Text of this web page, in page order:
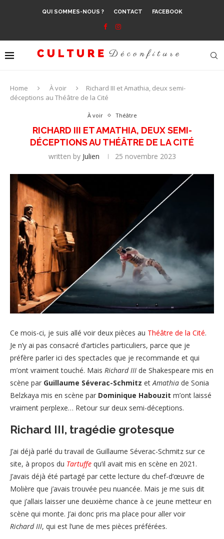
QUI SOMMES-NOUS ? CONTACT FACEBOOK
Home À voir
Richard III et Amathia, deux semi-
déceptions au Théâtre de la Cité
À voir Théâtre
RICHARD III ET AMATHIA, DEUX SEMI-
DÉCEPTIONS AU THÉÂTRE DE LA CITÉ
written by Julien 25 novembre 2023
Ce mois-ci, je suis allé voir deux pièces au Théâtre de la Cité.
Je n’y ai pas consacré d’articles particuliers, parce que je
préfère parler ici des spectacles que je recommande et qui
m’ont vraiment touché. Mais Richard III de Shakespeare mis en
scène par Guillaume Séverac-Schmitz etAmathia de Sonia
Belzkaya mis en scène par Dominique Habouzit m’ont laissé
vraiment perplexe… Retour sur deux semi-déceptions.
Richard III, tragédie grotesque
J’ai déjà parlé du travail de Guillaume Séverac-Schmitz sur ce
site, à propos du Tartuffe qu’il avait mis en scène en 2021.
J’avais déjà été partagé par cette lecture du chef-d’œuvre de
Molière que j’avais trouvée peu nuancée. Mais je me suis dit
que j’allais laisser une deuxième chance à ce jeune metteur en
scène qui monte. J’ai donc pris ma place pour aller voir
Richard III, qui est l’une de mes pièces préférées.